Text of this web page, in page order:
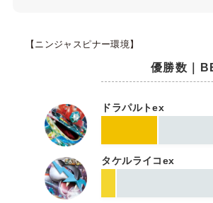
【ニンジャスピナー環境】
優勝数｜
ドラパルトex
タケルライコex